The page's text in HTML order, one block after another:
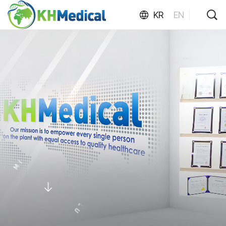
KR EN